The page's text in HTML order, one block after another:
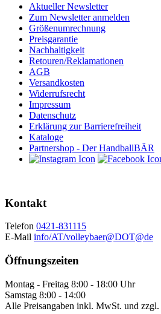
Aktueller Newsletter
Zum Newsletter anmelden
Größenumrechnung
Preisgarantie
Nachhaltigkeit
Retouren/Reklamationen
AGB
Versandkosten
Widerrufsrecht
Impressum
Datenschutz
Erklärung zur Barrierefreiheit
Kataloge
Partnershop - Der HandballBÄR
Kontakt
Telefon 0421-831115
E-Mail info/AT/volleybaer@DOT@de
Öffnungszeiten
Montag - Freitag 8:00 - 18:00 Uhr
Samstag 8:00 - 14:00
Alle Preisangaben inkl. MwSt. und zzgl.